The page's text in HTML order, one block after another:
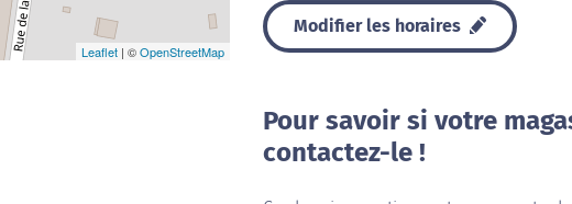
Leaflet | ©OpenStreetMap
Modifier les horaires
Pour savoir si votre
contactez-le !